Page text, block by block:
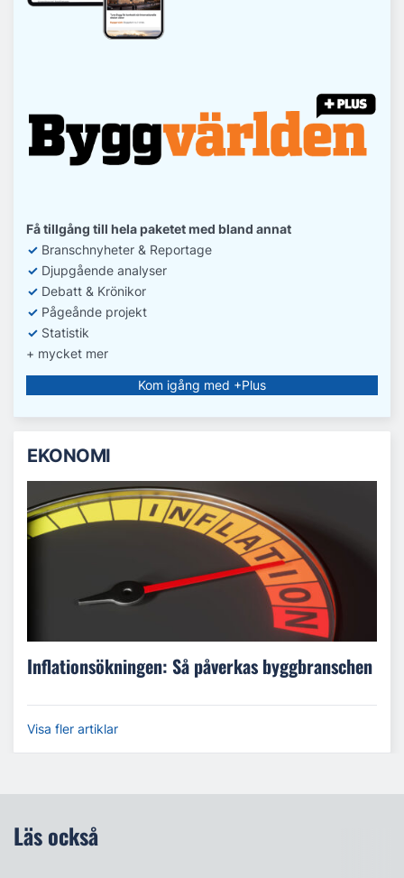
Få tillgång till hela paketet med bland annat
✓ Branschnyheter & Reportage
✓ Djupgående analyser
✓ Debatt & Krönikor
✓ Pågeånde projekt
✓ Statistik
+ mycket mer
Kom igång med +Plus
EKONOMI
Inflationsökningen: Så påverkas byggbranschen
Visa fler artiklar
Läs också